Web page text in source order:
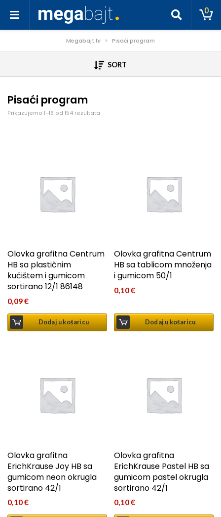
0
Megabajt.hr Pisaći program
SORT
Pisaći program
Prikazujemo 1–16 od 154 rezultata
Olovka grafitna Centrum
HB sa plastičnim
kućištem i gumicom
sortirano 12/1 86148
0,09€
Dodaj u košaricu
Olovka grafitna Centrum
HB sa tablicom množenja
i gumicom 50/1
0,10€
Dodaj u košaricu
Olovka grafitna
ErichKrause Joy HB sa
gumicom neon okrugla
sortirano 42/1
0,10€
Olovka grafitna
ErichKrause Pastel HB sa
gumicom pastel okrugla
sortirano 42/1
0,10€